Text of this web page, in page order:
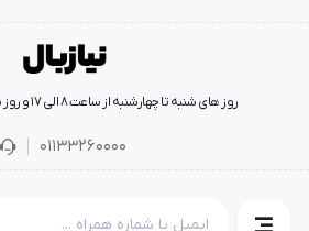
روز های شنبه تا چهارشنبه از ساعت 8 الی 17 و روز پنجشنبه ساعت 8 الی 12
01133260000